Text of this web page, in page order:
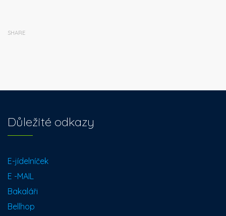
SHARE
Důležité odkazy
E-jídelníček
E -MAIL
Bakaláři
Bellhop